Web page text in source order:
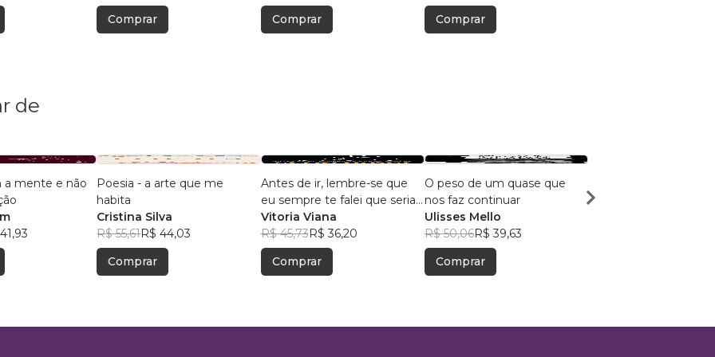
Comprar Comprar Comprar
de
a mente e não
Poesia - a arte que me
habita
Cristina Silva
R$ 55,61R$ 44,03
Comprar
Antes de ir, lembre-se que
eu sempre te falei que seria
amor
Vitoria Viana
R$ 45,73R$ 36,20
Comprar
O peso de um quase que
nos faz continuar
Ulisses Mello
R$ 50,06R$ 39,63
Comprar
IZÂNGELA FEITOSA